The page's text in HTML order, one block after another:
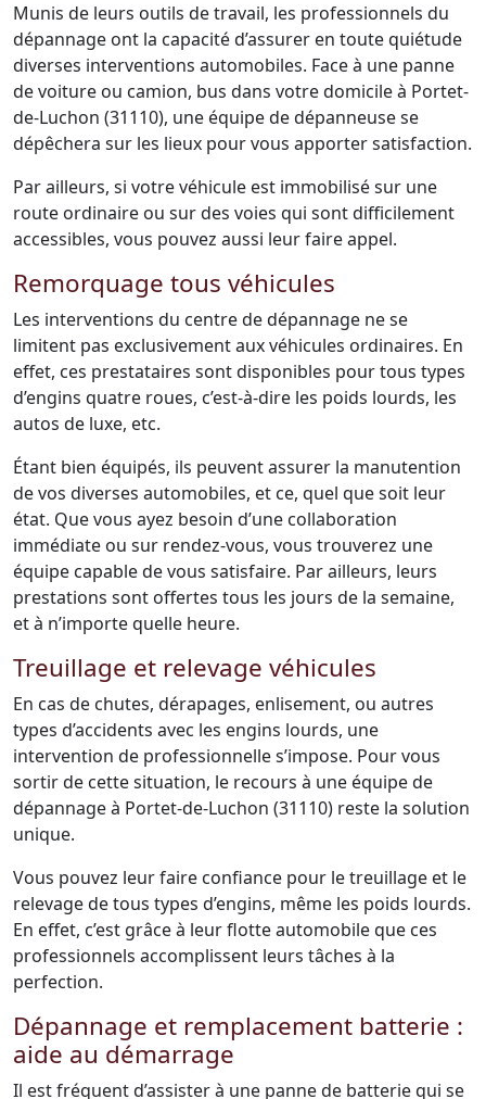
Munis de leurs outils de travail, les professionnels du
dépannage ont la capacité d’assurer en toute quiétude
diverses interventions automobiles. Face à une panne
de voiture ou camion, bus dans votre domicile à Portet-
de-Luchon (31110), une équipe de dépanneuse se
dépêchera sur les lieux pour vous apporter satisfaction.
Par ailleurs, si votre véhicule est immobilisé sur une
route ordinaire ou sur des voies qui sont difficilement
accessibles, vous pouvez aussi leur faire appel.
Remorquage tous véhicules
Les interventions du centre de dépannage ne se
limitent pas exclusivement aux véhicules ordinaires. En
effet, ces prestataires sont disponibles pour tous types
d’engins quatre roues, c’est-à-dire les poids lourds, les
autos de luxe, etc.
Étant bien équipés, ils peuvent assurer la manutention
de vos diverses automobiles, et ce, quel que soit leur
état. Que vous ayez besoin d’une collaboration
immédiate ou sur rendez-vous, vous trouverez une
équipe capable de vous satisfaire. Par ailleurs, leurs
prestations sont offertes tous les jours de la semaine,
et à n’importe quelle heure.
Treuillage et relevage véhicules
En cas de chutes, dérapages, enlisement, ou autres
types d’accidents avec les engins lourds, une
intervention de professionnelle s’impose. Pour vous
sortir de cette situation, le recours à une équipe de
dépannage à Portet-de-Luchon (31110) reste la solution
unique.
Vous pouvez leur faire confiance pour le treuillage et le
relevage de tous types d’engins, même les poids lourds.
En effet, c’est grâce à leur flotte automobile que ces
professionnels accomplissent leurs tâches à la
perfection.
Dépannage et remplacement batterie :
aide au démarrage
Il est fréquent d’assister à une panne de batterie qui se